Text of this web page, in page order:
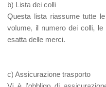
b) Lista dei colli
Questa lista riassume tutte
volume, il numero dei colli,
esatta delle merci.
c) Assicurazione trasporto